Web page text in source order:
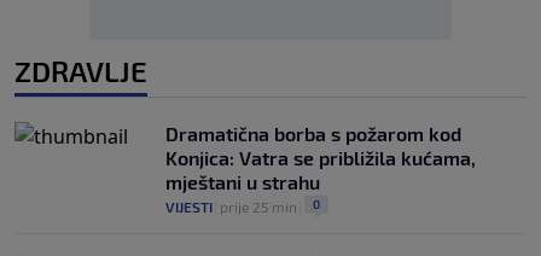
ZDRAVLJE
Dramatična borba s požarom kod
Konjica: Vatra se približila kućama,
mještani u strahu
VIJESTI prije 25 min 0